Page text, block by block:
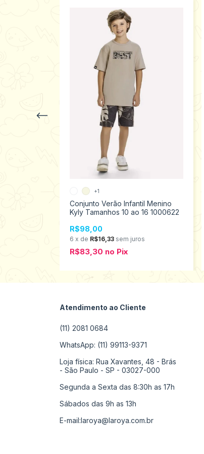
Conjunto Verão Infantil Menino
Kyly Tamanhos 10 ao 16 1000622
R$98,00
6 x de R$16,33 sem juros
R$83,30 no Pix
+1
Atendimento ao Cliente
(11) 2081 0684
WhatsApp: (11) 99113-9371
Loja física: Rua Xavantes, 48 - Brás
- São Paulo - SP - 03027-000
Segunda a Sexta das 8:30h as 17h
Sábados das 9h as 13h
E-mail:laroya@laroya.com.br